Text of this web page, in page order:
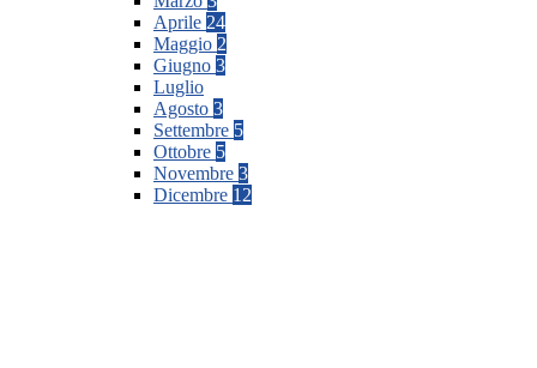
Aprile 24
Maggio 2
Giugno 3
Luglio
Agosto 3
Settembre 5
Ottobre 5
Novembre 3
Dicembre 12